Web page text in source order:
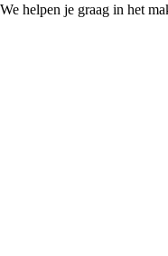
helpen je graag in het